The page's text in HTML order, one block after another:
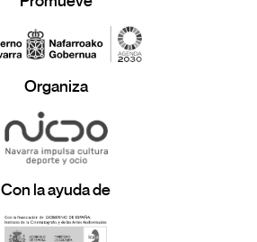
Organiza
Con la ayuda de